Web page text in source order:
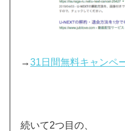
→31日間無料キャンペ
続いて2つ目の、